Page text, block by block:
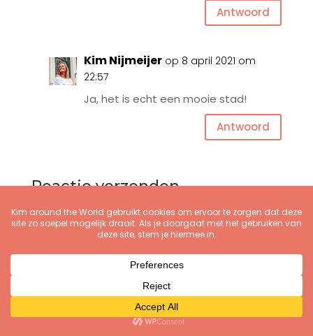
Antwoord
Kim Nijmeijer op 8 april 2021 om
22:57
Ja, het is echt een mooie stad!
Antwoord
Reactie verzenden
Je e-mailadres wordt niet gepubliceerd.
Vereiste velden zijn gemarkeerd met*